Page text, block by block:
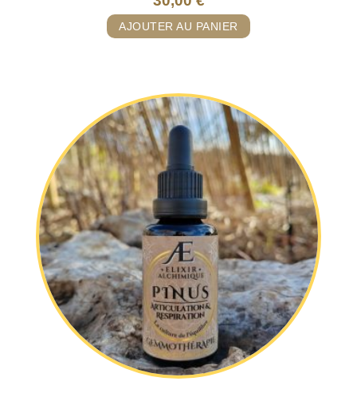
Note
5.00
sur 5
AJOUTER AU PANIER